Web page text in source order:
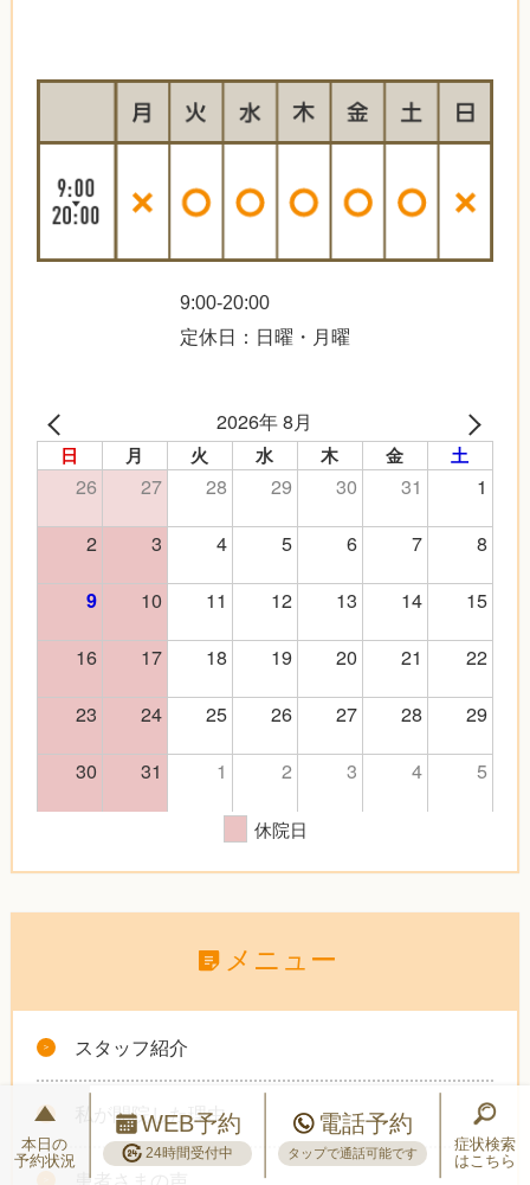
9:00-20:00
定休日：日曜・月曜
2026年 8月
日 月 火 水 木 金 土
26 27 28 29 30 31
1
2
3 4 5 6 7 8
9 10 11 12 13 14
15
16
17 18 19 20 21
22
23
24 25 26 27 28
29
30
31 1 2 3 4 5
休院日
メニュー
スタッフ紹介
私が開院した理由
患者さまの声
本日の
予約状況
WEB予約
24時間受付中
電話予約
タップで通話可能です
症状検索
はこちら